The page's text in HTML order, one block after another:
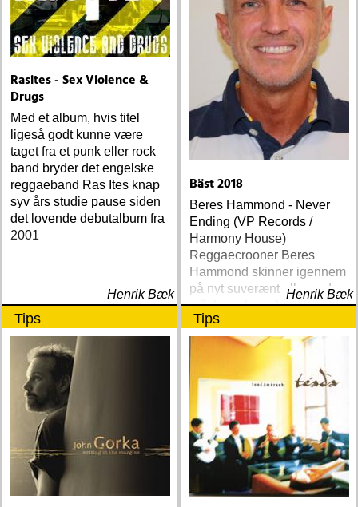
Rasites - Sex Violence &
Drugs
Med et album, hvis titel
ligeså godt kunne være
taget fra et punk eller rock
band bryder det engelske
reggaeband Ras Ites knap
syv års studie pause siden
det lovende debutalbum fra
2001
Henrik Bæk
Bäst 2018
Beres Hammond - Never
Ending (VP Records /
Harmony House)
Reggaecrooner Beres
Hammond skinner igennem
på nyt suverænt album, der
måske er hans bedste
gennem tiderne
Henrik Bæk
Tips Tips